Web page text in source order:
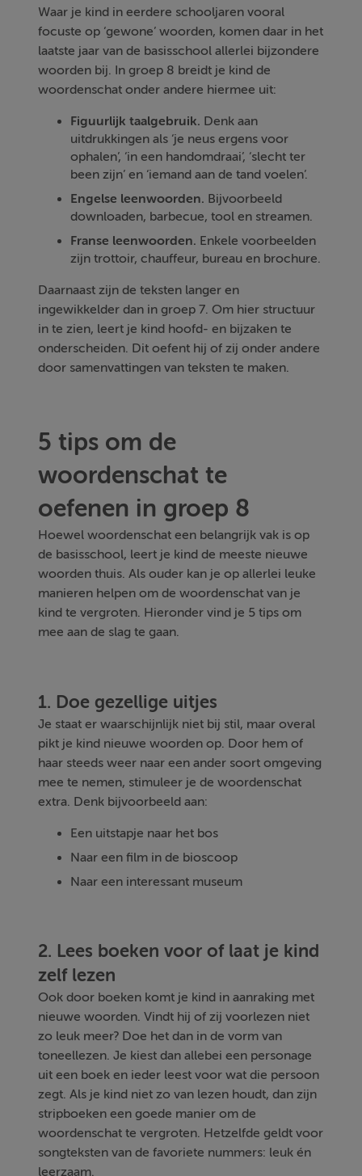
Waar je kind in eerdere schooljaren vooral
focuste op ‘gewone’ woorden, komen daar in het
laatste jaar van de basisschool allerlei bijzondere
woorden bij. In groep 8 breidt je kind de
woordenschat onder andere hiermee uit:
Figuurlijk taalgebruik. Denk aan
uitdrukkingen als ‘je neus ergens voor
ophalen’, ‘in een handomdraai’, ‘slecht ter
been zijn’ en ‘iemand aan de tand voelen’.
Engelse leenwoorden. Bijvoorbeeld
downloaden, barbecue, tool en streamen.
Franse leenwoorden. Enkele voorbeelden
zijn trottoir, chauffeur, bureau en brochure.
Daarnaast zijn de teksten langer en
ingewikkelder dan in groep 7. Om hier structuur
in te zien, leert je kind hoofd- en bijzaken te
onderscheiden. Dit oefent hij of zij onder andere
door samenvattingen van teksten te maken.
5 tips om de
woordenschat te
oefenen in groep 8
Hoewel woordenschat een belangrijk vak is op
de basisschool, leert je kind de meeste nieuwe
woorden thuis. Als ouder kan je op allerlei leuke
manieren helpen om de woordenschat van je
kind te vergroten. Hieronder vind je 5 tips om
mee aan de slag te gaan.
1. Doe gezellige uitjes
Je staat er waarschijnlijk niet bij stil, maar overal
pikt je kind nieuwe woorden op. Door hem of
haar steeds weer naar een ander soort omgeving
mee te nemen, stimuleer je de woordenschat
extra. Denk bijvoorbeeld aan:
Een uitstapje naar het bos
Naar een film in de bioscoop
Naar een interessant museum
2. Lees boeken voor of laat je kind
zelf lezen
Ook door boeken komt je kind in aanraking met
nieuwe woorden. Vindt hij of zij voorlezen niet
zo leuk meer? Doe het dan in de vorm van
toneellezen. Je kiest dan allebei een personage
uit een boek en ieder leest voor wat die persoon
zegt. Als je kind niet zo van lezen houdt, dan zijn
stripboeken een goede manier om de
woordenschat te vergroten. Hetzelfde geldt voor
songteksten van de favoriete nummers: leuk én
leerzaam.